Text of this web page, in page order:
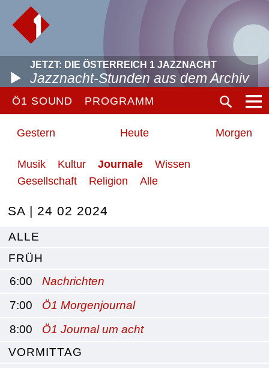
JETZT: DIE ÖSTERREICH 1 JAZZNACHT
Jazznacht-Stunden aus dem Archiv
Ö1 SOUND PROGRAMM
Gestern Heute Morgen
Musik Kultur Journale
Wissen
Gesellschaft
Religion Alle
SA | 24 02 2024
ALLE
FRÜH
6:00
Nachrichten
7:00
Ö1 Morgenjournal
8:00
Ö1 Journal um acht
VORMITTAG